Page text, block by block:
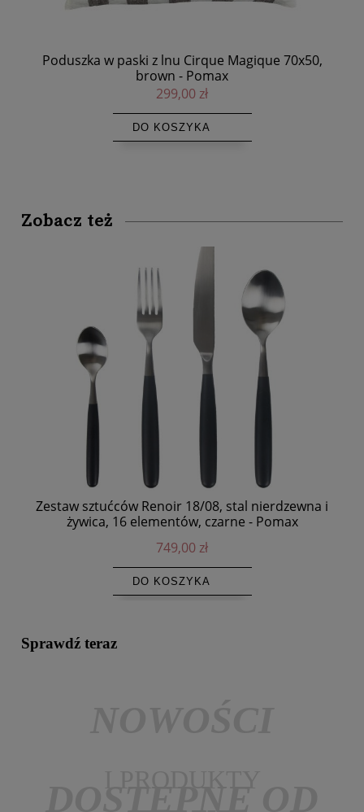
Poduszka w paski z lnu Cirque Magique 70x50,
brown - Pomax
299,00 zł
DO KOSZYKA
Zobacz też
Zestaw sztućców Renoir 18/08, stal nierdzewna i
żywica, 16 elementów, czarne - Pomax
749,00 zł
DO KOSZYKA
Sprawdź teraz